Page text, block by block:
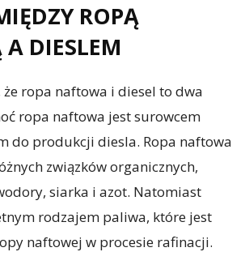
ROPĄ
DIESLEM
że ropa naftowa i diesel to dwa
ropa naftowa jest surowcem
do produkcji diesla. Ropa naftowa
związków organicznych,
siarka i azot. Natomiast
rodzajem paliwa, które jest
naftowej w procesie rafinacji.